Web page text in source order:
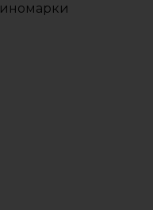
иномарки